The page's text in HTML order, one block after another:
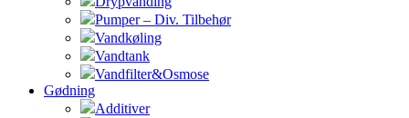
Pumper – Div. Tilbehør
Vandkøling
Vandtank
Vandfilter&Osmose
Gødning
Additiver